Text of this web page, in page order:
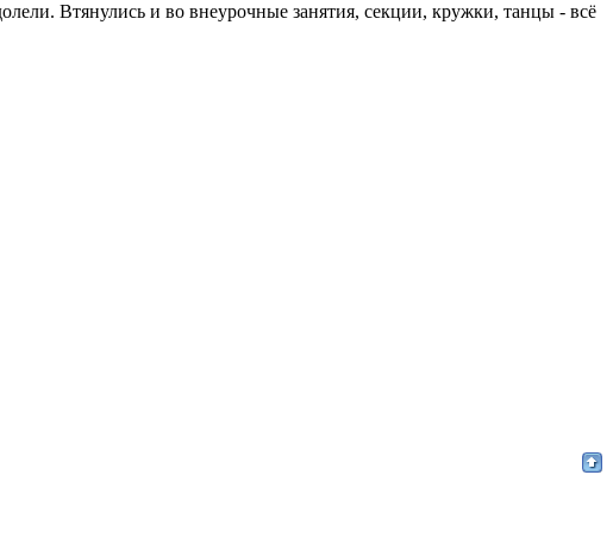
Втянулись и во внеурочные занятия, секции, кружки, танцы - всё